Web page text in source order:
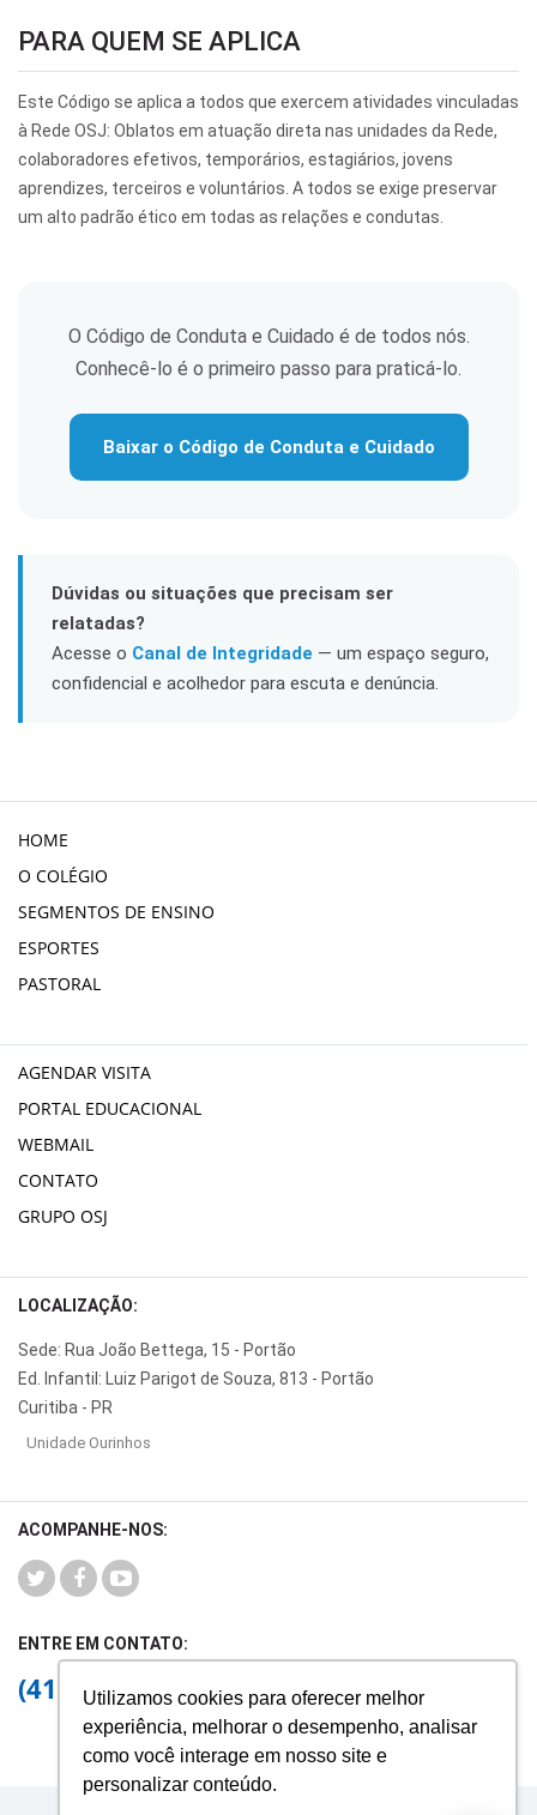
Utilizamos cookies para oferecer melhor
experiência, melhorar o desempenho, analisar
como você interage em nosso site e
personalizar conteúdo.
PARA QUEM SE APLICA
Este Código se aplica a todos que exercem atividades vinculadas
à Rede OSJ: Oblatos em atuação direta nas unidades da Rede,
colaboradores efetivos, temporários, estagiários, jovens
aprendizes, terceiros e voluntários. A todos se exige preservar
um alto padrão ético em todas as relações e condutas.
O Código de Conduta e Cuidado é de todos nós.
Conhecê-lo é o primeiro passo para praticá-lo.
Baixar o Código de Conduta e Cuidado
Dúvidas ou situações que precisam ser
relatadas?
Acesse o Canal de Integridade — um espaço seguro,
confidencial e acolhedor para escuta e denúncia.
HOME
O COLÉGIO
SEGMENTOS DE ENSINO
ESPORTES
PASTORAL
AGENDAR VISITA
PORTAL EDUCACIONAL
WEBMAIL
CONTATO
GRUPO OSJ
LOCALIZAÇÃO:
Sede: Rua João Bettega, 15 - Portão
Ed. Infantil: Luiz Parigot de Souza, 813 - Portão
Curitiba - PR
Unidade Ourinhos
ACOMPANHE-NOS:
ENTRE EM CONTATO:
(41) 3026-2144